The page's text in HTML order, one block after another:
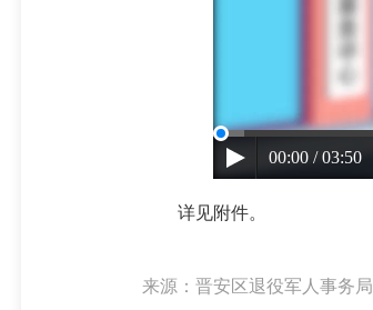
00:00 / 03:50
详见附件。
来源：晋安区退役军人事务局